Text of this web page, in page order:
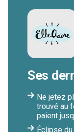
Ses
Ne jetez
trouvé au
paient
Éclipse